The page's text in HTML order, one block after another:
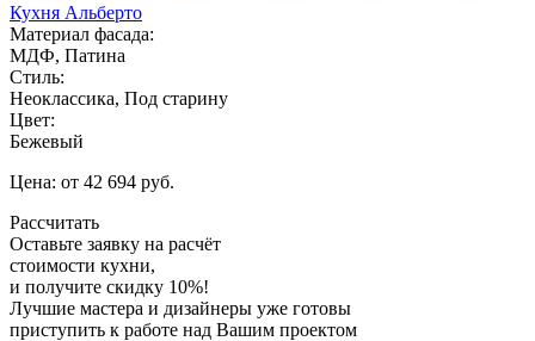
Кухня Альберто
Материал фасада:
МДФ, Патина
Стиль:
Неоклассика, Под старину
Цвет:
Бежевый
Цена: от 42 694 руб.
Рассчитать
Оставьте заявку на расчёт
стоимости кухни,
и получите скидку 10%!
Лучшие мастера и дизайнеры уже готовы
приступить к работе над Вашим проектом